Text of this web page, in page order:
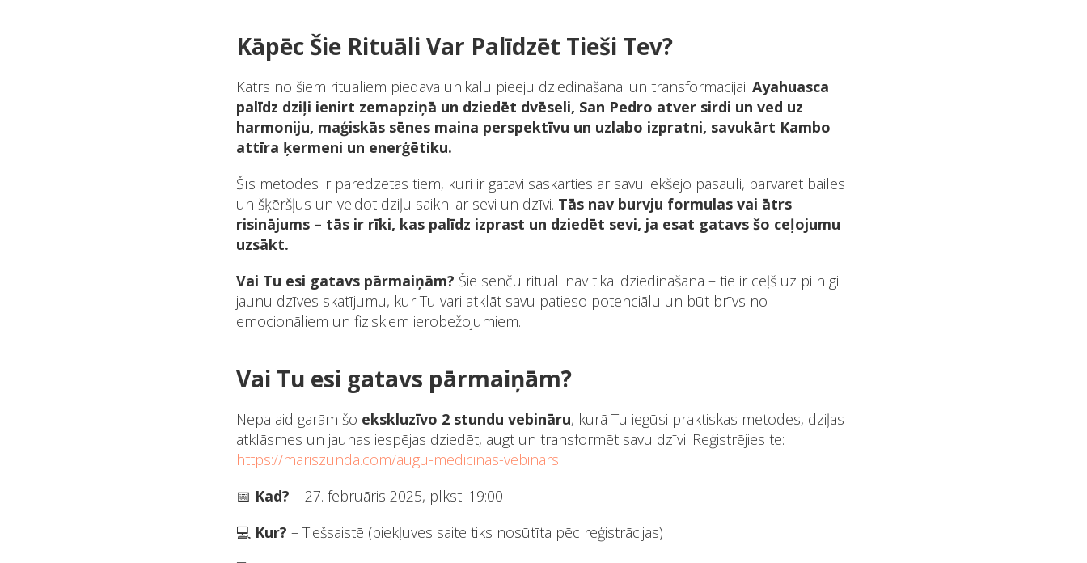
Kāpēc Šie Rituāli Var Palīdzēt Tieši Tev?
Katrs no šiem rituāliem piedāvā unikālu pieeju dziedināšanai un transformācijai. Ayahuasca
palīdz dziļi ienirt zemapziņā un dziedēt dvēseli, San Pedro atver sirdi un ved uz
harmoniju, maģiskās sēnes maina perspektīvu un uzlabo izpratni, savukārt Kambo
attīra ķermeni un enerģētiku.
Šīs metodes ir paredzētas tiem, kuri ir gatavi saskarties ar savu iekšējo pasauli, pārvarēt bailes
un šķēršļus un veidot dziļu saikni ar sevi un dzīvi. Tās nav burvju formulas vai ātrs
risinājums – tās ir rīki, kas palīdz izprast un dziedēt sevi, ja esat gatavs šo ceļojumu
uzsākt.
Vai Tu esi gatavs pārmaiņām? Šie senču rituāli nav tikai dziedināšana – tie ir ceļš uz pilnīgi
jaunu dzīves skatījumu, kur Tu vari atklāt savu patieso potenciālu un būt brīvs no
emocionāliem un fiziskiem ierobežojumiem.
Vai Tu esi gatavs pārmaiņām?
Nepalaid garām šo ekskluzīvo 2 stundu vebināru, kurā Tu iegūsi praktiskas metodes, dziļas
atklāsmes un jaunas iespējas dziedēt, augt un transformēt savu dzīvi. Reģistrējies te:
https://mariszunda.com/augu-medicinas-vebinars
📅 Kad? – 27. februāris 2025, plkst. 19:00
💻 Kur? – Tiešsaistē (piekļuves saite tiks nosūtīta pēc reģistrācijas)